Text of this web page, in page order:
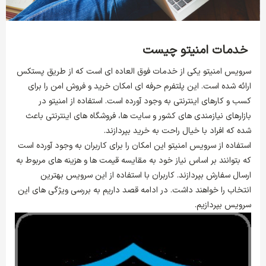
خدمات امنیتو چیست
سرویس امنیتو یکی از خدمات فوق العاده ای است که از طریق پستکس
ارائه شده است. این پلتفرم حرفه ای امکان خرید و فروش امن را برای
کسب و کارهای اینترنتی به وجود آورده است. استفاده از امنیتو در
بازارهای نیازمندی های کشور و سایت ها، فروشگاه های اینترنتی باعث
شده که افراد با خیال راحت به خرید بپردازند.
استفاده از سرویس امنیتو این امکان را برای کاربران به وجود آورده است
که بتوانند بر اساس نیاز خود به مقایسه قیمت ها و هزینه های مربوط به
ارسال سفارش بپردازند. کاربران با استفاده از این سرویس بهترین
انتخاب را خواهند داشت. در ادامه قصد داریم به بررسی ویژگی های این
سرویس بپردازیم.